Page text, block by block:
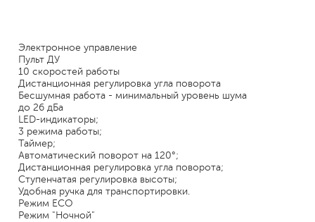
Электронное управление
Пульт ДУ
10 скоростей работы
Дистанционная регулировка угла поворота
Бесшумная работа - минимальный уровень шума
до 26 дБа
LED-индикаторы;
3 режима работы;
Таймер;
Автоматический поворот на 120°;
Дистанционная регулировка угла поворота;
Ступенчатая регулировка высоты;
Удобная ручка для транспортировки.
Режим ECO
Режим "Ночной"